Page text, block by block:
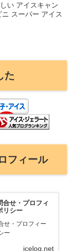
い アイスキャン
スーパー アイス
た
フィール
合せ・プロフィ
リシー
せ・プロフィー
ー
icelog.net